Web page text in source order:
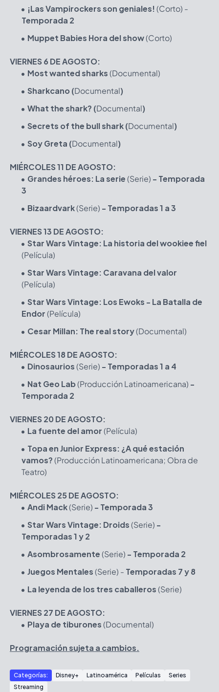
¡Las Vampirockers son geniales!(Corto) -
Temporada 2
Muppet Babies Hora del show(Corto)
VIERNES 6 DE AGOSTO:
Most wanted sharks(Documental)
Sharkcano (Documental)
What the shark? (Documental)
Secrets of the bull shark (Documental)
Soy Greta (Documental)
MIÉRCOLES 11 DE AGOSTO:
Grandes héroes: La serie(Serie) - Temporada
3
Bizaardvark(Serie) - Temporadas 1 a 3
VIERNES 13 DE AGOSTO:
Star Wars Vintage: La historia del wookiee fiel
(Película)
Star Wars Vintage: Caravana del valor
(Película)
Star Wars Vintage: Los Ewoks - La Batalla de
Endor(Película)
Cesar Millan: The real story(Documental)
MIÉRCOLES 18 DE AGOSTO:
Dinosaurios(Serie) - Temporadas 1 a 4
Nat Geo Lab(Producción Latinoamericana) -
Temporada 2
VIERNES 20 DE AGOSTO:
La fuente del amor(Película)
Topa en Junior Express: ¿A qué estación
vamos?(Producción Latinoamericana; Obra de
Teatro)
MIÉRCOLES 25 DE AGOSTO:
Andi Mack(Serie) - Temporada 3
Star Wars Vintage: Droids(Serie) -
Temporadas 1 y 2
Asombrosamente(Serie) - Temporada 2
Juegos Mentales(Serie) - Temporadas 7 y 8
La leyenda de los tres caballeros(Serie)
VIERNES 27 DE AGOSTO:
Playa de tiburones(Documental)
Programación sujeta a cambios.
Categorías: Disney+ Latinoamérica Películas
Series
Streaming